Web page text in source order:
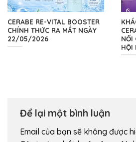
CERABE RE-VITAL BOOSTER
CHÍNH THỨC RA MẮT NGÀY
22/05/2026
NỐI
HỘI
Để lại một bình luận
Email của bạn sẽ không được